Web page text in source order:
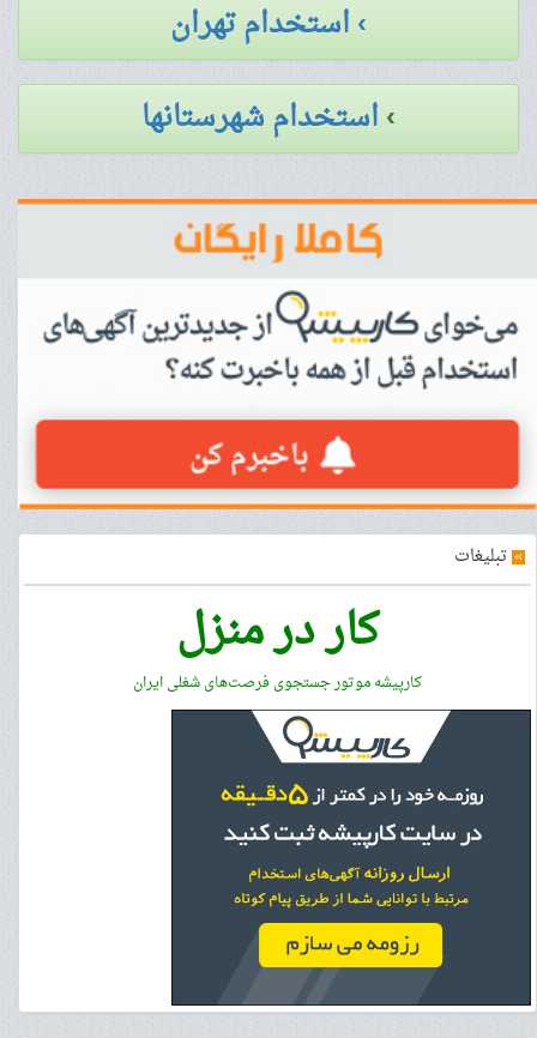
› استخدام تهران
›استخدام شهرستانها
» تبلیغات
کار در منزل
کارپیشه موتور جستجوی فرصت‌های شغلی ایران